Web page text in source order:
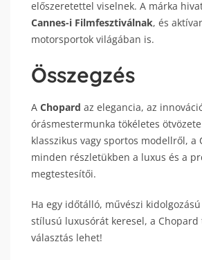
előszeretettel viselnek. A márka
Cannes-i Filmfesztiválnak, és
motorsportok világában is.
Összegzés
A Chopard az elegancia, az
órásmestermunka tökéletes
klasszikus vagy sportos modellről, a
minden részletükben a luxus és a
megtestesítői.
Ha egy időtálló, művészi
stílusú luxusórát keresel, a Chopard
választás lehet!